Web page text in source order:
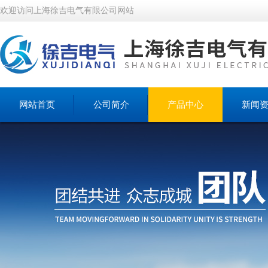
欢迎访问上海徐吉电气有限公司网站
网站首页 公司简介 产品中心 新闻